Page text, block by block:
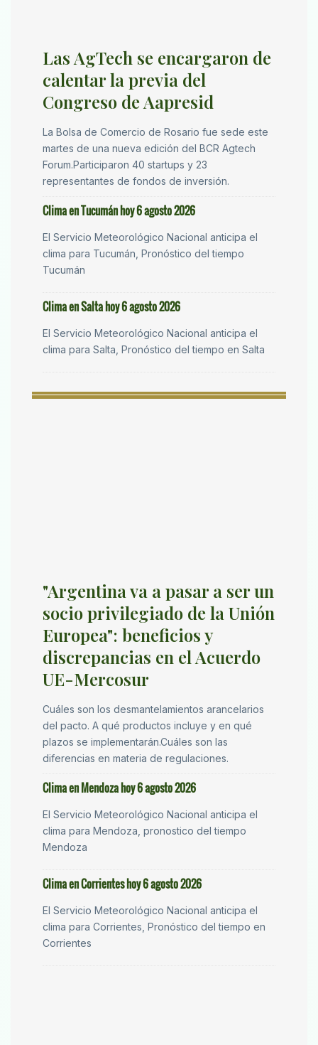
Las AgTech se encargaron de
calentar la previa del
Congreso de Aapresid
La Bolsa de Comercio de Rosario fue sede este
martes de una nueva edición del BCR Agtech
Forum.Participaron 40 startups y 23
representantes de fondos de inversión.
Clima en Tucumán hoy 6 agosto 2026
El Servicio Meteorológico Nacional anticipa el
clima para Tucumán, Pronóstico del tiempo
Tucumán
Clima en Salta hoy 6 agosto 2026
El Servicio Meteorológico Nacional anticipa el
clima para Salta, Pronóstico del tiempo en Salta
"Argentina va a pasar a ser un
socio privilegiado de la Unión
Europea": beneficios y
discrepancias en el Acuerdo
UE-Mercosur
Cuáles son los desmantelamientos arancelarios
del pacto. A qué productos incluye y en qué
plazos se implementarán.Cuáles son las
diferencias en materia de regulaciones.
Clima en Mendoza hoy 6 agosto 2026
El Servicio Meteorológico Nacional anticipa el
clima para Mendoza, pronostico del tiempo
Mendoza
Clima en Corrientes hoy 6 agosto 2026
El Servicio Meteorológico Nacional anticipa el
clima para Corrientes, Pronóstico del tiempo en
Corrientes